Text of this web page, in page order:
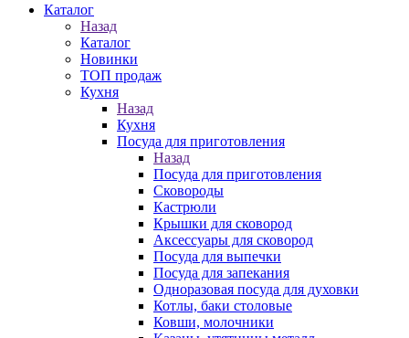
Каталог
Назад
Каталог
Новинки
ТОП продаж
Кухня
Назад
Кухня
Посуда для приготовления
Назад
Посуда для приготовления
Сковороды
Кастрюли
Крышки для сковород
Аксессуары для сковород
Посуда для выпечки
Посуда для запекания
Одноразовая посуда для духовки
Котлы, баки столовые
Ковши, молочники